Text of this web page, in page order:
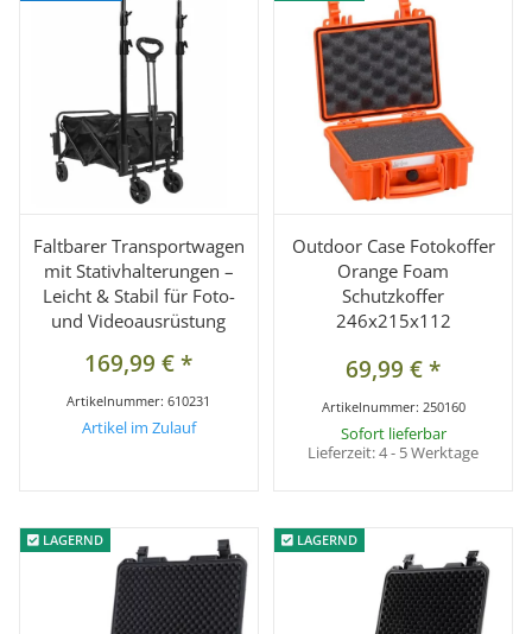
Faltbarer Transportwagen
mit Stativhalterungen –
Leicht & Stabil für Foto-
und Videoausrüstung
169,99 €*
Artikelnummer:610231
Artikel im Zulauf
Outdoor Case Fotokoffer
Orange Foam
Schutzkoffer
246x215x112
69,99 €*
Artikelnummer: 250160
Sofort lieferbar
Lieferzeit:4 - 5 Werktage
LAGERND
LAGERND LAGERND
LAGERND